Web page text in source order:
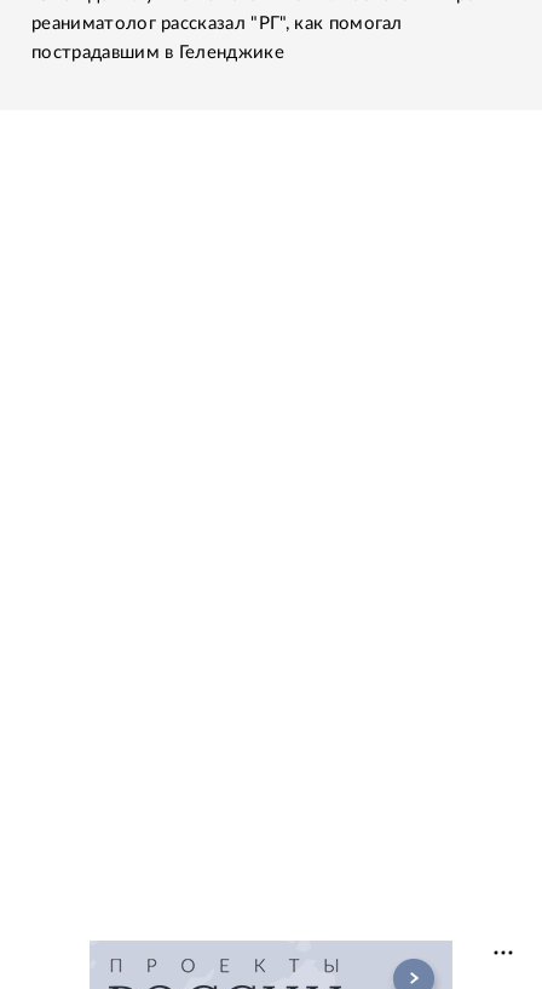
реаниматолог рассказал "РГ", как помогал
пострадавшим в Геленджике